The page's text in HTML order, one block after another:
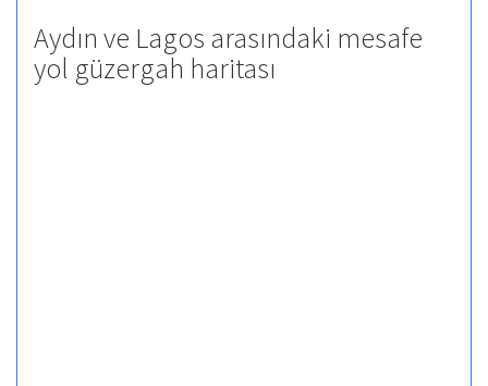
Aydın ve Lagos arasındaki mesafe
yol güzergah haritası